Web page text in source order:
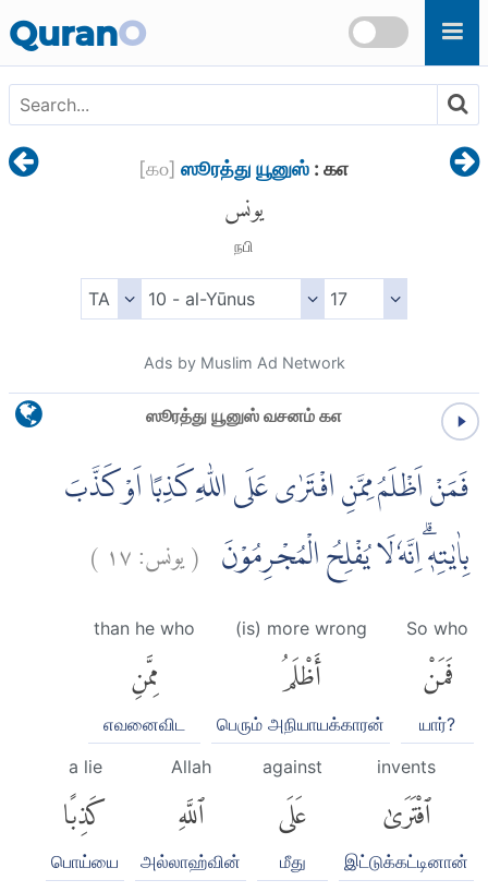
QuranO
[௧௦] ஸூரத்து யூனுஸ் : ௧௭
يونس
நபி
Ads by Muslim Ad Network
ஸூரத்து யூனுஸ் வசனம் ௧௭
فَمَنْ اَظْلَمُ مِمَّنِ افْتَرٰى عَلَى اللّٰهِ كَذِبًا اَوْ كَذَّبَ
بِاٰيٰتِهٖۗ اِنَّهٗ لَا يُفْلِحُ الْمُجْرِمُوْنَ (يونس:١٧ )
So who
فَمَنْ
யார்?
(is) more wrong
أَظْلَمُ
பெரும் அநியாயக்காரன்
than he who
مِمَّنِ
எவனைவிட
invents
ٱفْتَرَىٰ
இட்டுக்கட்டினான்
against
عَلَى
மீது
Allah
ٱللَّهِ
அல்லாஹ்வின்
a lie
كَذِبًا
பொய்யை